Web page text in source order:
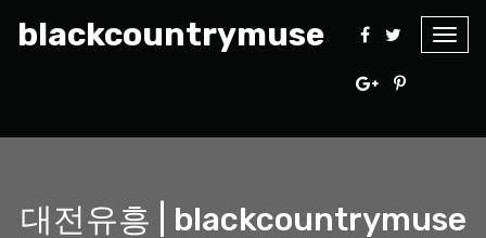
blackcountrymuse
대전유흥 | blackcountrymuse